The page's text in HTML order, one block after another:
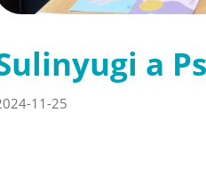
a
11-25